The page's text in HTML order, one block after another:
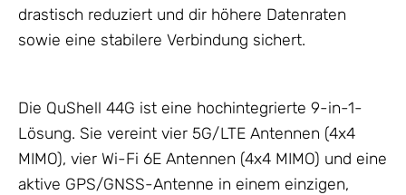
drastisch reduziert und dir höhere Datenraten
sowie eine stabilere Verbindung sichert.
Die QuShell 44G ist eine hochintegrierte 9-in-1-
Lösung. Sie vereint vier 5G/LTE Antennen (4x4
MIMO), vier Wi-Fi 6E Antennen (4x4 MIMO) und eine
aktive GPS/GNSS-Antenne in einem einzigen,